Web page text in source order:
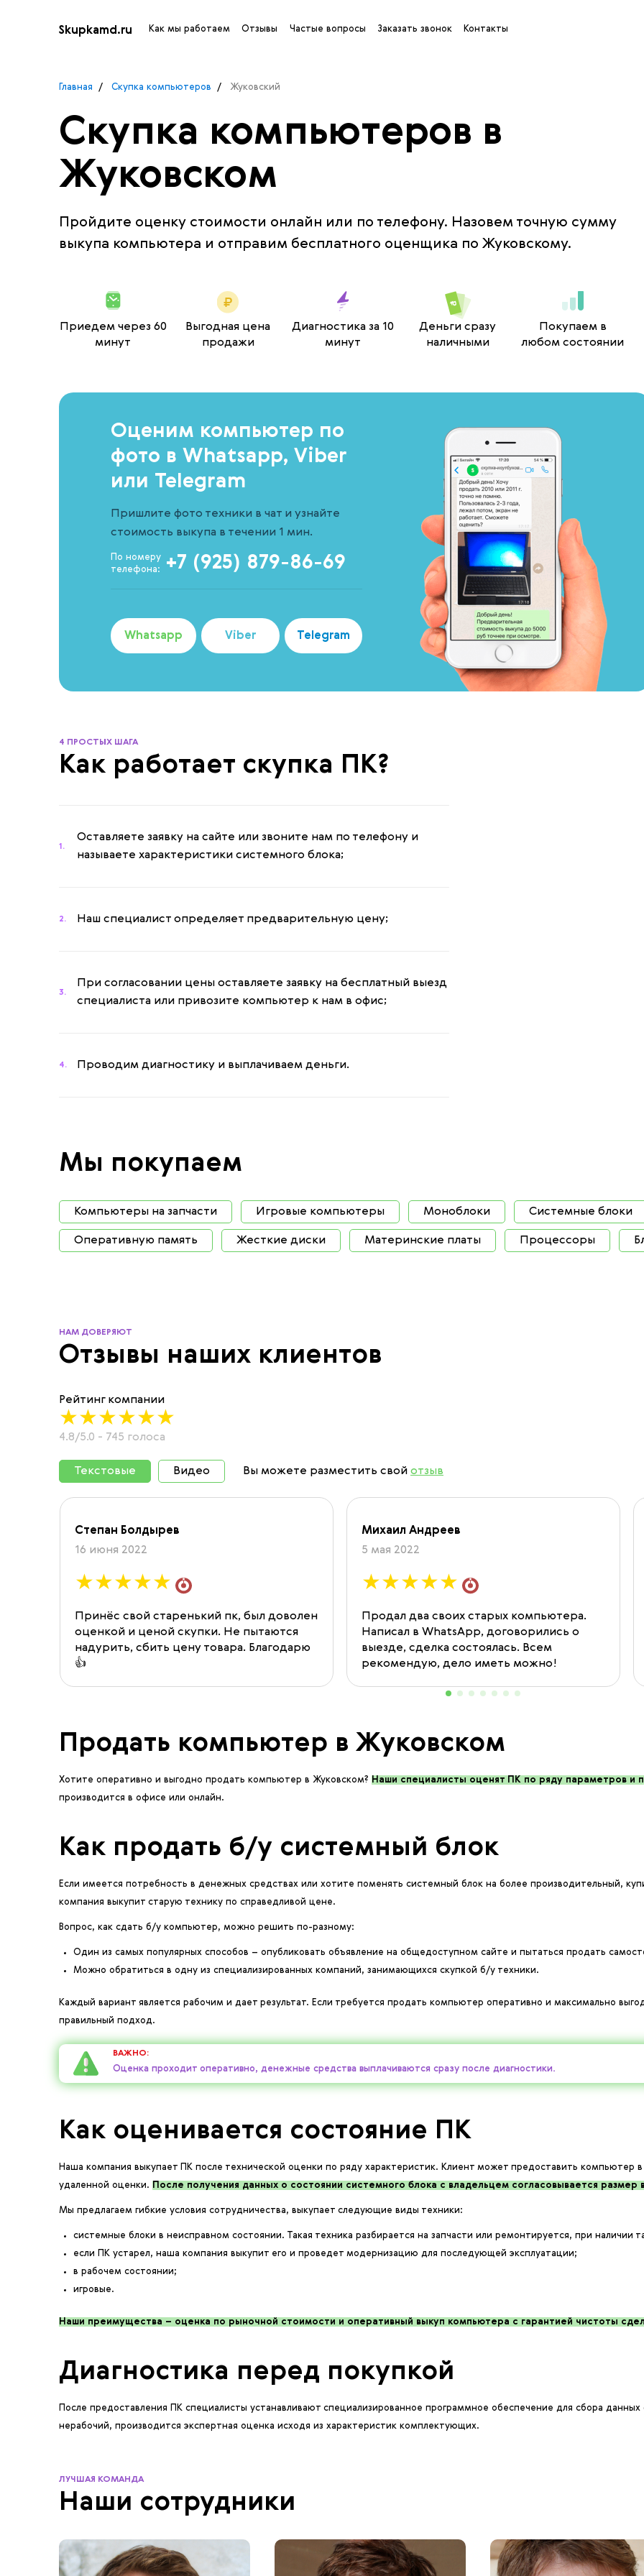
Skupkamd.ru Как мы работаем Отзывы Частые вопросы Заказать звонок Контакты
Главная Cкупка компьютеров Жуковский
Скупка компьютеров в
Жуковском
Пройдите оценку стоимости онлайн или по телефону. Назовем точную сумму
выкупа компьютера и отправим бесплатного оценщика по Жуковскому.
Приедем через 60
минут
Выгодная цена
продажи
Диагностика за 10
минут
Деньги сразу
наличными
Покупаем в
любом состоянии
Оценим компьютер по
фото в Whatsapp, Viber
или Telegram
Пришлите фото техники в чат и узнайте
стоимость выкупа в течении 1 мин.
По номеру
телефона:
+7 (925) 879-86-69
Whatsapp Viber Telegram
4 ПРОСТЫХ ШАГА
Как работает скупка ПК?
1.
Оставляете заявку на сайте или звоните нам по телефону и
называете характеристики системного блока;
2. Наш специалист определяет предварительную цену;
3.
При согласовании цены оставляете заявку на бесплатный выезд
специалиста или привозите компьютер к нам в офис;
4. Проводим диагностику и выплачиваем деньги.
Мы покупаем
Компьютеры на запчасти Игровые компьютеры Моноблоки Системные блоки
Оперативную память Жесткие диски Материнские платы Процессоры
НАМ ДОВЕРЯЮТ
Отзывы наших клиентов
Рейтинг компании
4.8/5.0 - 745 голоса
Текстовые Видео Вы можете разместить свой отзыв
Степан Болдырев
16 июня 2022
Принёс свой старенький пк, был доволен
оценкой и ценой скупки. Не пытаются
надурить, сбить цену товара. Благодарю
👍
Михаил Андреев
5 мая 2022
Продал два своих старых компьютера.
Написал в WhatsApp, договорились о
выезде, сделка состоялась. Всем
рекомендую, дело иметь можно!
Продать компьютер в Жуковском
Хотите оперативно и выгодно продать компьютер в Жуковском? Наши специалисты оценят ПК по ряду параметров и
производится в офисе или онлайн.
Как продать б/у системный блок
Если имеется потребность в денежных средствах или хотите поменять системный блок на более производительный,
компания выкупит старую технику по справедливой цене.
Вопрос, как сдать б/у компьютер, можно решить по-разному:
Один из самых популярных способов – опубликовать объявление на общедоступном сайте и пытаться продать
Mожно обратиться в одну из специализированных компаний, занимающихся скупкой б/у техники.
Каждый вариант является рабочим и дает результат. Если требуется продать компьютер оперативно и максимально
правильный подход.
ВАЖНО:
Оценка проходит оперативно, денежные средства выплачиваются сразу после диагностики.
Как оценивается состояние ПК
Наша компания выкупает ПК после технической оценки по ряду характеристик. Клиент может предоставить компьютер
удаленной оценки. После получения данных о состоянии системного блока с владельцем согласовывается размер
Мы предлагаем гибкие условия сотрудничества, выкупает следующие виды техники:
системные блоки в неисправном состоянии. Такая техника разбирается на запчасти или ремонтируется, при наличии
если ПК устарел, наша компания выкупит его и проведет модернизацию для последующей эксплуатации;
в рабочем состоянии;
игровые.
Наши преимущества – оценка по рыночной стоимости и оперативный выкуп компьютера с гарантией чистоты
Диагностика перед покупкой
После предоставления ПК специалисты устанавливают специализированное программное обеспечение для сбора
нерабочий, производится экспертная оценка исходя из характеристик комплектующих.
ЛУЧШАЯ КОМАНДА
Наши сотрудники